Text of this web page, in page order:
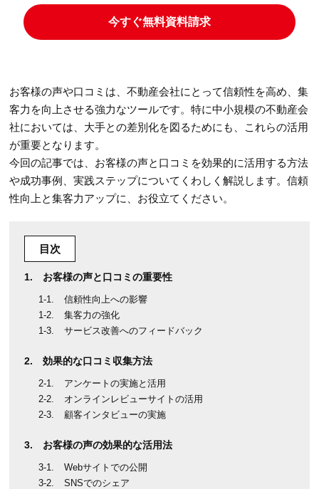
今すぐ無料資料請求
お客様の声や口コミは、不動産会社にとって信頼性を高め、集
客力を向上させる強力なツールです。特に中小規模の不動産会
社においては、大手との差別化を図るためにも、これらの活用
が重要となります。
今回の記事では、お客様の声と口コミを効果的に活用する方法
や成功事例、実践ステップについてくわしく解説します。信頼
性向上と集客力アップに、お役立てください。
目次
お客様の声と口コミの重要性
信頼性向上への影響
集客力の強化
サービス改善へのフィードバック
効果的な口コミ収集方法
アンケートの実施と活用
オンラインレビューサイトの活用
顧客インタビューの実施
お客様の声の効果的な活用法
Webサイトでの公開
SNSでのシェア